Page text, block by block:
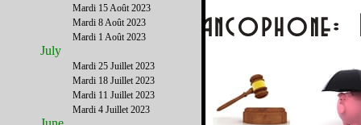
Mardi 15 Août 2023
Mardi 8 Août 2023
Mardi 1 Août 2023
July
Mardi 25 Juillet 2023
Mardi 18 Juillet 2023
Mardi 11 Juillet 2023
Mardi 4 Juillet 2023